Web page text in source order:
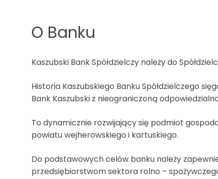
O Banku
Kaszubski Bank Spółdzielczy należy do
Historia Kaszubskiego Banku Spółdzielczego
Bank Kaszubski z nieograniczoną
To dynamicznie rozwijający się podmiot
powiatu wejherowskiego i kartuskiego.
Do podstawowych celów banku należy
przedsiębiorstwom sektora rolno –